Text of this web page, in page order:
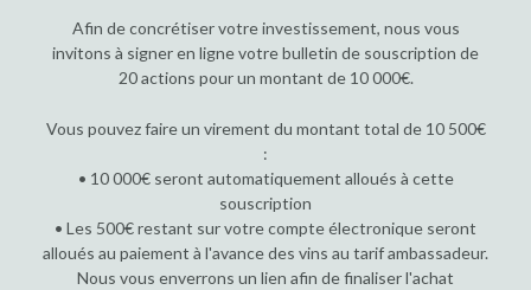
Afin de concrétiser votre investissement, nous vous
invitons à signer en ligne votre bulletin de souscription de
20 actions pour un montant de 10 000€.
Vous pouvez faire un virement du montant total de 10 500€
:
• 10 000€ seront automatiquement alloués à cette
souscription
• Les 500€ restant sur votre compte électronique seront
alloués au paiement à l'avance des vins au tarif ambassadeur.
Nous vous enverrons un lien afin de finaliser l'achat